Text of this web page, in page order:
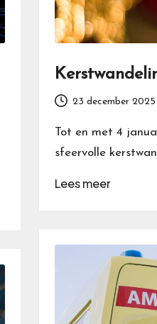
23 december 2025
Tot en met 4
sfeervolle
Lees meer